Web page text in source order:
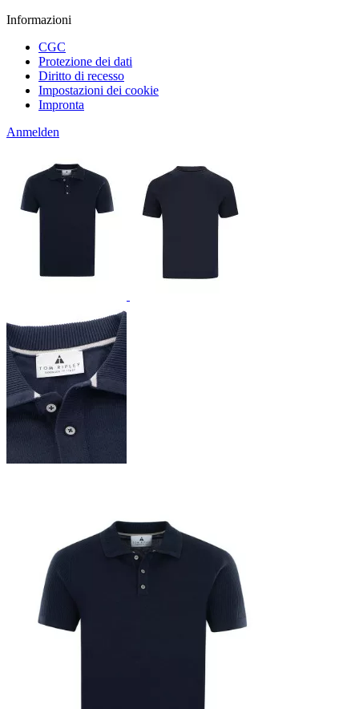
Informazioni
CGC
Protezione dei dati
Diritto di recesso
Impostazioni dei cookie
Impronta
Anmelden